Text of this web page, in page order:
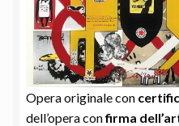
Opera originale con
dell’opera confirma